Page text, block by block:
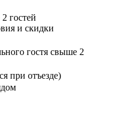
гостей
и скидки
гостя свыше 2
при отъезде)